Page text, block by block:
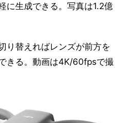
に生成できる。写真は1.2億
り替えればレンズが前方を
きる。動画は4K/60fpsで撮